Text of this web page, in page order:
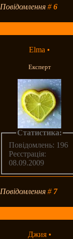
Повідомлення#6
Elma •
Експерт
Статистика:
Повідомлень: 196
Реєстрація:
08.09.2009
Повідомлення# 7
Джия •